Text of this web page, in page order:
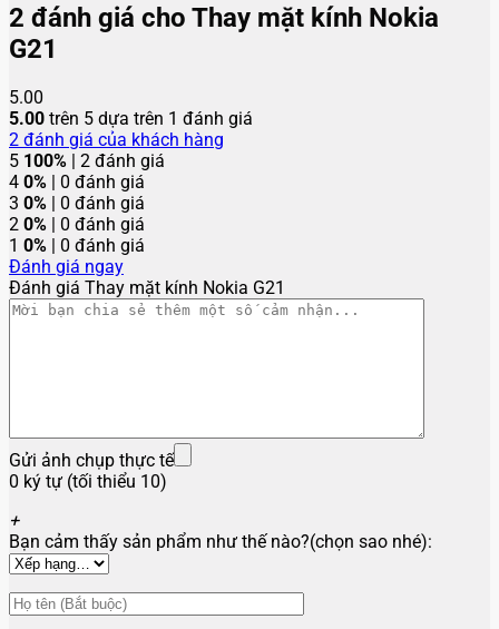
2 đánh giá cho Thay mặt kính Nokia
G21
5.00
5.00 trên 5 dựa trên 1 đánh giá
2 đánh giá của khách hàng
5 100% | 2 đánh giá
4 0% | 0 đánh giá
3 0% | 0 đánh giá
2 0% | 0 đánh giá
1 0% | 0 đánh giá
Đánh giá ngay
Đánh giá Thay mặt kính Nokia G21
Gửi ảnh chụp thực tế
0 ký tự (tối thiểu 10)
+
Bạn cảm thấy sản phẩm như thế nào?(chọn sao nhé):